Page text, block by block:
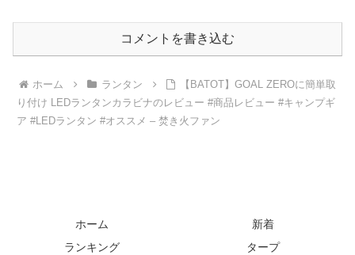
コメントを書き込む
ホーム ランタン
【BATOT】GOAL ZEROに簡単取
り付け LEDランタンカラビナのレビュー #商品レビュー #キャンプギ
ア #LEDランタン #オススメ – 焚き火ファン
ホーム
新着
ランキング
タープ